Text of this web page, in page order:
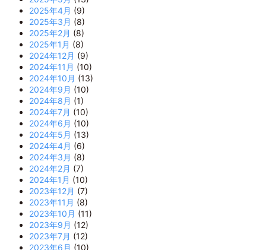
2025年4月 (9)
2025年3月 (8)
2025年2月 (8)
2025年1月 (8)
2024年12月 (9)
2024年11月 (10)
2024年10月 (13)
2024年9月 (10)
2024年8月 (1)
2024年7月 (10)
2024年6月 (10)
2024年5月 (13)
2024年4月 (6)
2024年3月 (8)
2024年2月 (7)
2024年1月 (10)
2023年12月 (7)
2023年11月 (8)
2023年10月 (11)
2023年9月 (12)
2023年7月 (12)
2023年6月 (10)